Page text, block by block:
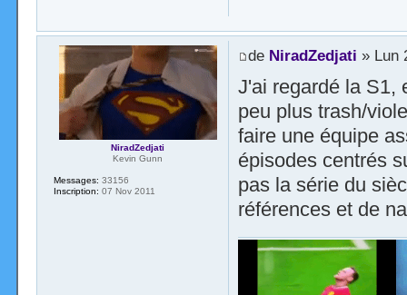
de NiradZedjati » Lun
J'ai regardé la S1,
peu plus trash/
faire une équipe
épisodes centrés
pas la série du
références et de
NiradZedjati
Kevin Gunn
Messages: 33156
Inscription: 07 Nov 2011